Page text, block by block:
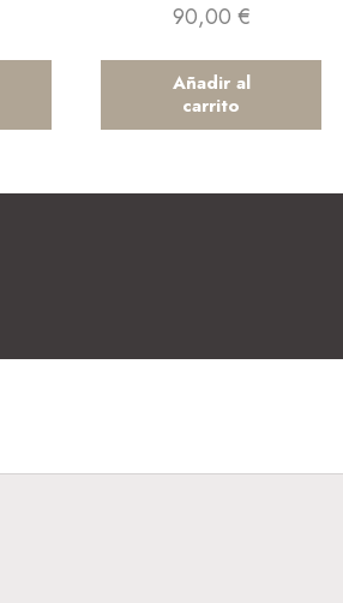
90,00 €
Añadir al
carrito